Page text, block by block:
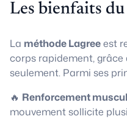
Les bienfaits du
La méthode Lagreeest
corps rapidement, grâce
seulement. Parmi ses
🔥 Renforcement
mouvement sollicite